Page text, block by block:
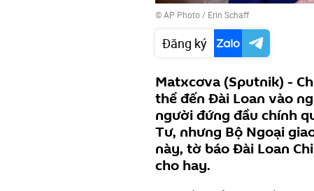
© AP Photo / Erin Schaff
Đăng ký
Matxcơva (Sputnik) -
thể đến Đài Loan vào
người đứng đầu chính
Tư, nhưng Bộ Ngoại
này, tờ báo Đài Loan
cho hay.